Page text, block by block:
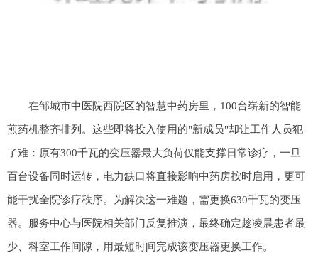
在邹城市中医院西院区的智慧中药房里，100台崭新的智能
煎药机整齐排列。这些即将投入使用的"新成员"却让工作人员犯
了难：原有300千瓦的变压器最大负荷仅能支撑日常诊疗，一旦
百台设备同时运转，电力缺口将直接影响中药房按时启用，更可
能干扰全院诊疗秩序。为解决这一难题，需更换630千瓦的变压
器。服务中心与医院相关部门反复推演，最终确定趁凌晨患者最
少、科室工作间隙，用最短时间完成该变压器更换工作。